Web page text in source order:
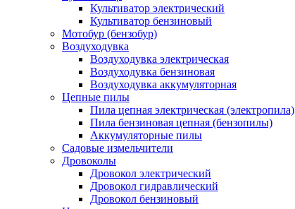
Культиватор электрический
Культиватор бензиновый
Мотобур (бензобур)
Воздуходувка
Воздуходувка электрическая
Воздуходувка бензиновая
Воздуходувка аккумуляторная
Цепные пилы
Пила цепная электрическая (электропила)
Пила бензиновая цепная (бензопилы)
Аккумуляторные пилы
Садовые измельчители
Дровоколы
Дровокол электрический
Дровокол гидравлический
Дровокол бензиновый